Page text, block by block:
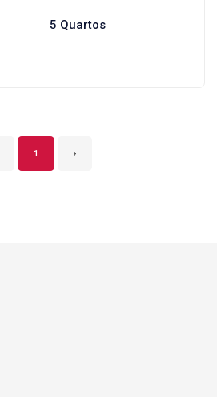
5 Quartos
1 ›